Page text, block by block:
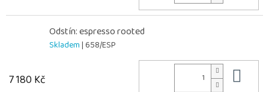
Odstín: espresso rooted
Skladem| 658/ESP
7 180 Kč